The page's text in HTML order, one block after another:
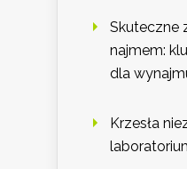
Skuteczne
najmem:
dla
Krzesła